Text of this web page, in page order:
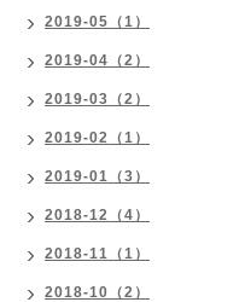
2019-05（1）
2019-04（2）
2019-03（2）
2019-02（1）
2019-01（3）
2018-12（4）
2018-11（1）
2018-10（2）